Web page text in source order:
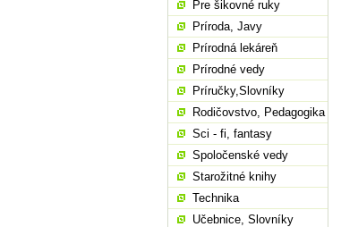
Pre šikovné ruky
Príroda, Javy
Prírodná lekáreň
Prírodné vedy
Príručky,Slovníky
Rodičovstvo, Pedagogika
Sci - fi, fantasy
Spoločenské vedy
Starožitné knihy
Technika
Učebnice, Slovníky